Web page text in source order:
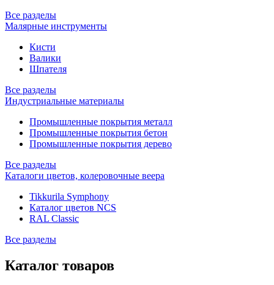
Все разделы
Малярные инструменты
Кисти
Валики
Шпателя
Все разделы
Индустриальные материалы
Промышленные покрытия металл
Промышленные покрытия бетон
Промышленные покрытия дерево
Все разделы
Каталоги цветов, колеровочные веера
Tikkurila Symphony
Каталог цветов NCS
RAL Classic
Все разделы
Каталог товаров